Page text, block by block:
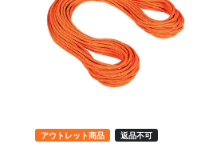
アウトレット商品 返品不可